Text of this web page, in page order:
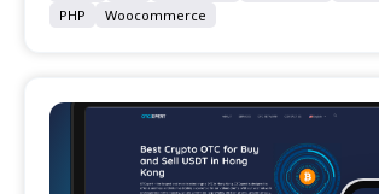
PHP
Woocommerce